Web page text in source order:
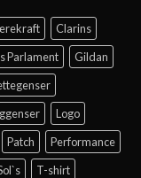
Clarins
Parlament
Gildan
Logo
Patch
Performance
T-shirt